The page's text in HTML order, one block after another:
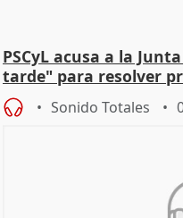
PSCyL acusa a la
tarde" para resolver
Sonido Totales